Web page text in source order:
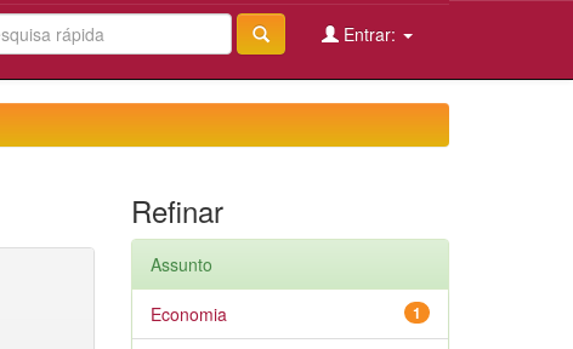
Entrar:
Refinar
Assunto
1
Economia